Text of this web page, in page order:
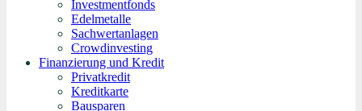
Investmentfonds
Edelmetalle
Sachwertanlagen
Crowdinvesting
Finanzierung und Kredit
Privatkredit
Kreditkarte
Bausparen